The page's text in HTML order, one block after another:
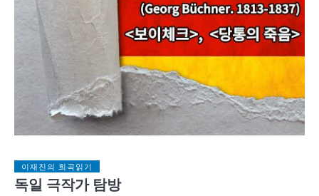
이재진의 희곡읽기
독일 극작가 탐방